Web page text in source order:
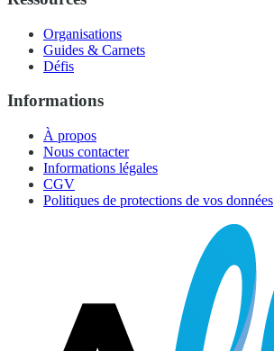
Organisations
Guides & Carnets
Défis
Informations
À propos
Nous contacter
Informations légales
CGV
Politiques de protections de vos données